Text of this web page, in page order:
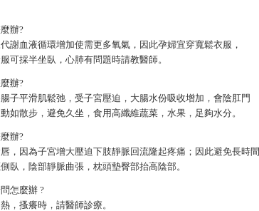
辦?
謝血液循環增加使需更多氧氣，因此孕婦宜穿寬鬆衣服，
採半坐臥，心肺有問題時請教醫師。
辦?
子平滑肌鬆弛，受子宮壓迫，大腸水份吸收增加，會陰肛門
散步，避免久坐，食用高纖維蔬菜，水果，足夠水分。
辦?
，因為子宮增大壓迫下肢靜脈回流隆起疼痛；因此避免長時間
，陰部靜脈曲張，枕頭墊臀部抬高陰部。
怎麼辦 ?
，搔癢時，請醫師診療。